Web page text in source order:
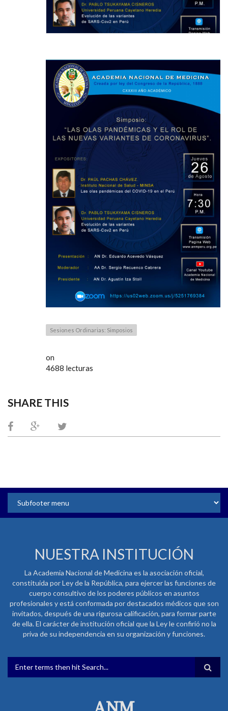
Sesiones Ordinarias: Simposios
on
4688 lecturas
SHARE THIS
NUESTRA INSTITUCIÓN
La Academia Nacional de Medicina es la asociación oficial,
constituida por Ley de la República, para ejercer las funciones de
cuerpo consultivo de los poderes públicos en asuntos
profesionales y está conformada por destacados médicos que son
invitados, después de una rigurosa calificación, para formar parte
de ella. El carácter de institución oficial que la Ley le confirió no la
priva de su independencia en su organización y funciones.
FORMULARIO DE BÚSQUEDA